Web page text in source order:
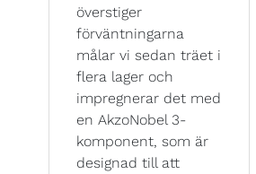
överstiger
förväntningarna
målar vi sedan träet i
flera lager och
impregnerar det med
en AkzoNobel 3-
komponent, som är
designad till att